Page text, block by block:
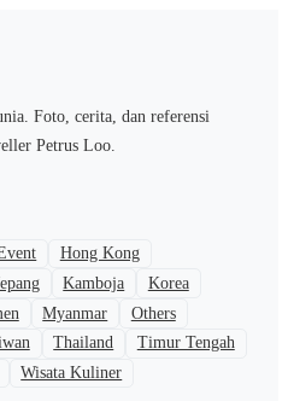
Foto, cerita, dan referensi
Petrus Loo.
Hong Kong
Kamboja
Korea
Myanmar
Others
Thailand
Timur Tengah
Wisata Kuliner